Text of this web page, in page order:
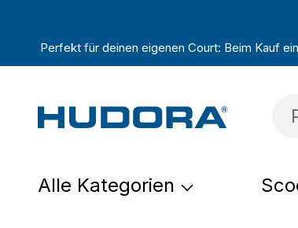
Perfekt für deinen eigenen Court: Beim Kauf
Alle Kategorien